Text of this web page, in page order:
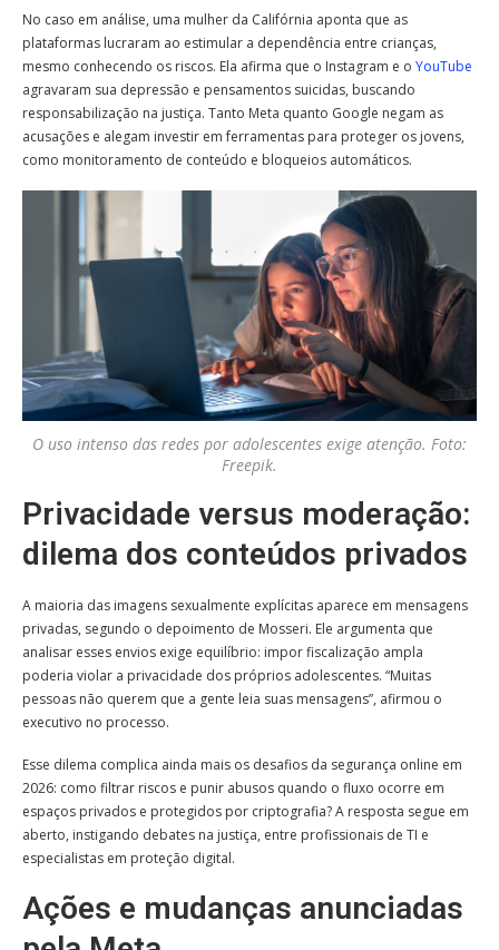
No caso em análise, uma mulher da Califórnia aponta que as
plataformas lucraram ao estimular a dependência entre crianças,
mesmo conhecendo os riscos. Ela afirma que o Instagram e o YouTube
agravaram sua depressão e pensamentos suicidas, buscando
responsabilização na justiça. Tanto Meta quanto Google negam as
acusações e alegam investir em ferramentas para proteger os jovens,
como monitoramento de conteúdo e bloqueios automáticos.
O uso intenso das redes por adolescentes exige atenção. Foto:
Freepik.
Privacidade versus moderação:
dilema dos conteúdos privados
A maioria das imagens sexualmente explícitas aparece em mensagens
privadas, segundo o depoimento de Mosseri. Ele argumenta que
analisar esses envios exige equilíbrio: impor fiscalização ampla
poderia violar a privacidade dos próprios adolescentes. “Muitas
pessoas não querem que a gente leia suas mensagens”, afirmou o
executivo no processo.
Esse dilema complica ainda mais os desafios da segurança online em
2026: como filtrar riscos e punir abusos quando o fluxo ocorre em
espaços privados e protegidos por criptografia? A resposta segue em
aberto, instigando debates na justiça, entre profissionais de TI e
especialistas em proteção digital.
Ações e mudanças anunciadas